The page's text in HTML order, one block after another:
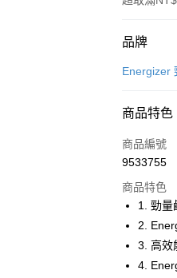
付款方式
信用卡一
合作金
華南商
上海商
國泰世
臺灣中
匯豐（
聯邦商
元大商
超商取貨付
LINE Pay
Apple Pay
街口支付
品牌
Energizer
商品特色
商品編號
9533755
商品特色
1. 勁量
2.
3. 高效
4.